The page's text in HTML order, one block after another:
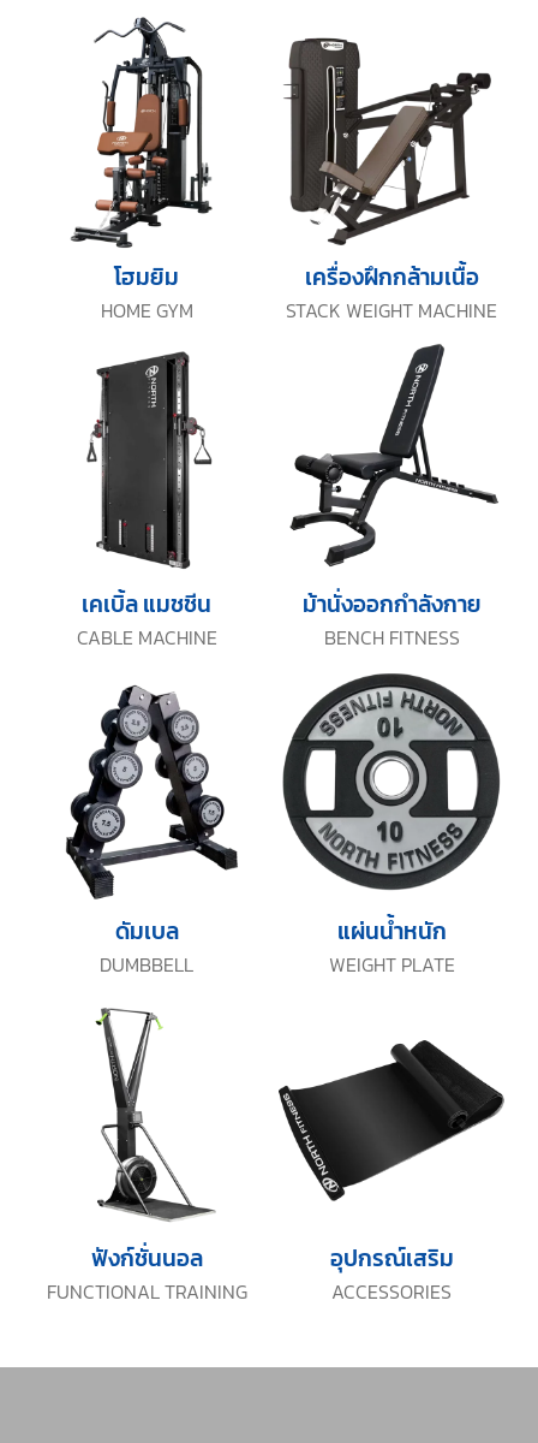
HOME GYM
โฮมยิม
STACK WEIGHT MACHINE
เครื่องฝึกกล้ามเนื้อ
CABLE MACHINE
เคเบิ้ล แมชชีน
BENCH FITNESS
ม้านั่งออกกำลังกาย
DUMBBELL
ดัมเบล
WEIGHT PLATE
แผ่นน้ำหนัก
FUNCTIONAL TRAINING
ฟังก์ชั่นนอล
ACCESSORIES
อุปกรณ์เสริม